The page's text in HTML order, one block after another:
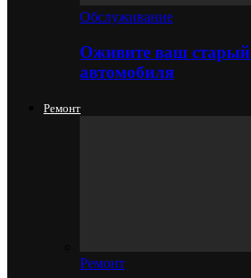
Обслуживание
Оживите ваш
автомобиля
Ремонт
Ремонт